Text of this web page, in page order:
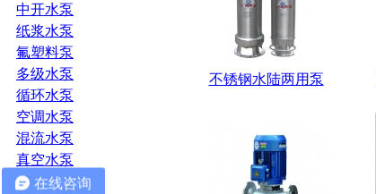
中开水泵
纸浆水泵
氟塑料泵
多级水泵
循环水泵
空调水泵
混流水泵
真空水泵
单螺杆泵
不锈钢水陆两用泵
在线咨询